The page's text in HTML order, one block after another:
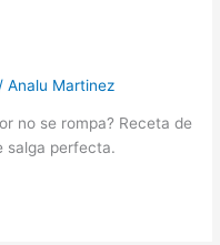
/Analu Martinez
no se rompa? Receta de
salga perfecta.